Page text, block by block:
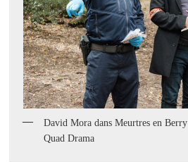
David Mora dans Meurtres en
Quad Drama